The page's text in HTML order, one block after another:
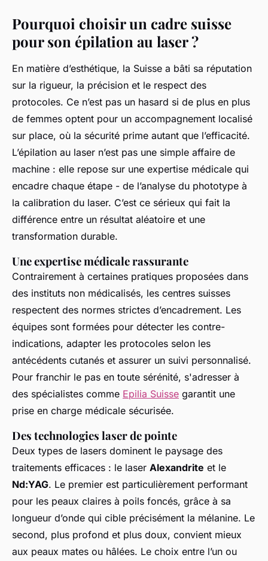
Pourquoi choisir un cadre suisse
pour son épilation au laser ?
En matière d’esthétique, la Suisse a bâti sa réputation
sur la rigueur, la précision et le respect des
protocoles. Ce n’est pas un hasard si de plus en plus
de femmes optent pour un accompagnement localisé
sur place, où la sécurité prime autant que l’efficacité.
L’épilation au laser n’est pas une simple affaire de
machine : elle repose sur une expertise médicale qui
encadre chaque étape - de l’analyse du phototype à
la calibration du laser. C’est ce sérieux qui fait la
différence entre un résultat aléatoire et une
transformation durable.
Une expertise médicale rassurante
Contrairement à certaines pratiques proposées dans
des instituts non médicalisés, les centres suisses
respectent des normes strictes d’encadrement. Les
équipes sont formées pour détecter les contre-
indications, adapter les protocoles selon les
antécédents cutanés et assurer un suivi personnalisé.
Pour franchir le pas en toute sérénité, s'adresser à
des spécialistes comme Epilia Suisse garantit une
prise en charge médicale sécurisée.
Des technologies laser de pointe
Deux types de lasers dominent le paysage des
traitements efficaces : le laser Alexandrite et le
Nd:YAG. Le premier est particulièrement performant
pour les peaux claires à poils foncés, grâce à sa
longueur d’onde qui cible précisément la mélanine. Le
second, plus profond et plus doux, convient mieux
aux peaux mates ou hâlées. Le choix entre l’un ou